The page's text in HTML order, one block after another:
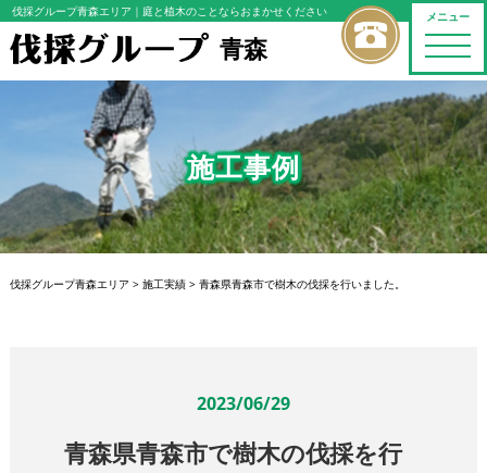
メニュー
toggle
伐採グループ青森エリア ｜庭と植木のことならおまかせください
青森
施工事例
伐採グループ青森エリア > 施工実績> 青森県青森市で樹木の伐採を行いました。
2023/06/29
青森県青森市で樹木の伐採を行